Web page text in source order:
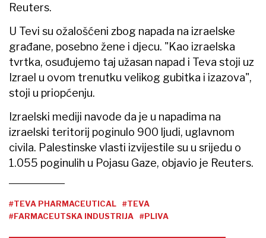
Reuters.
U Tevi su ožalošćeni zbog napada na izraelske
građane, posebno žene i djecu. "Kao izraelska
tvrtka, osuđujemo taj užasan napad i Teva stoji uz
Izrael u ovom trenutku velikog gubitka i izazova",
stoji u priopćenju.
Izraelski mediji navode da je u napadima na
izraelski teritorij poginulo 900 ljudi, uglavnom
civila. Palestinske vlasti izvijestile su u srijedu o
1.055 poginulih u Pojasu Gaze, objavio je Reuters.
#TEVA PHARMACEUTICAL
#TEVA
#FARMACEUTSKA INDUSTRIJA
#PLIVA